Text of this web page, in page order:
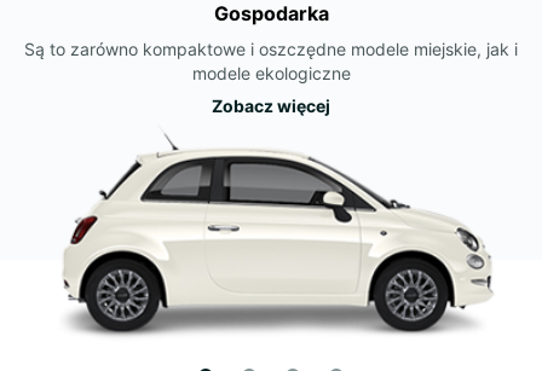
Gospodarka
Są to zarówno kompaktowe i oszczędne modele miejskie, jak i
modele ekologiczne
Zobacz więcej